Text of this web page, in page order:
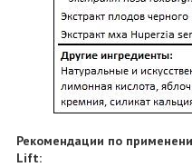
Рекомендации по
Lift: